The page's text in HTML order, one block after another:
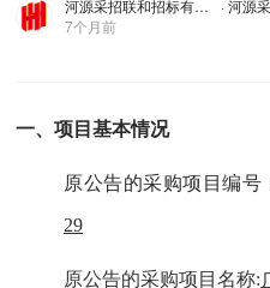
河源采招联和招标有限公司
7个月前
一、 项目基本情况
原公告的采购项目编号
29
原公告的采购项目名称: